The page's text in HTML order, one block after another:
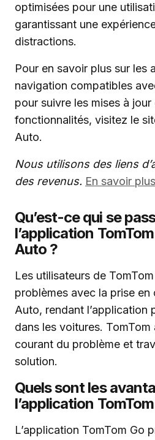
optimisées pour une
garantissant une
distractions.
Pour en savoir plus sur les
navigation compatibles
pour suivre les mises à
fonctionnalités, visitez le
Auto.
Nous utilisons des liens
des revenus. En savoir
Qu’est-ce qui se
l’application
Auto ?
Les utilisateurs de
problèmes avec la prise en
Auto, rendant l’application
dans les voitures.
courant du problème et
solution.
Quels sont les
l’application
L’application TomTom Go